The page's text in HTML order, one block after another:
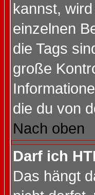
kannst,
einzelnen
die Tags
große
die du von
Nach oben
Darf ich
Das hängt